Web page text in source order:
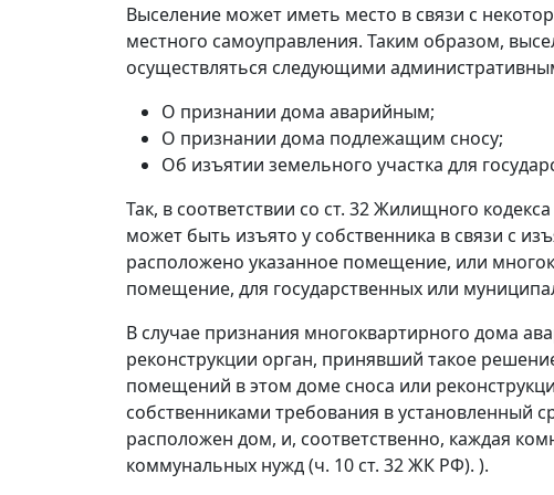
Выселение может иметь место в связи с
местного самоуправления. Таким образом,
осуществляться следующими
О признании дома аварийным;
О признании дома подлежащим сносу;
Об изъятии земельного участка для
Так, в соответствии со ст. 32 Жилищного
может быть изъято у собственника в связи с
расположено указанное помещение, или
помещение, для государственных или
В случае признания многоквартирного дома
реконструкции орган, принявший такое
помещений в этом доме сноса или
собственниками требования в установленный
расположен дом, и, соответственно, каждая
коммунальных нужд (ч. 10 ст. 32 ЖК РФ). ).